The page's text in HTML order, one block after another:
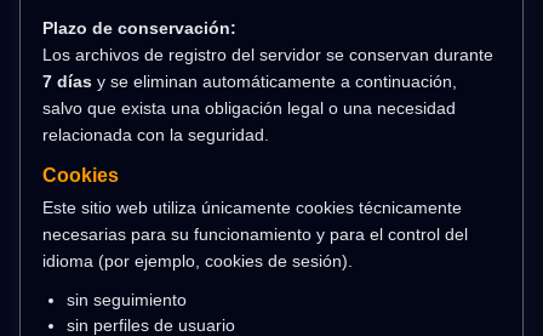
Plazo de conservación:
Los archivos de registro del servidor se conservan durante
7 días y se eliminan automáticamente a continuación,
salvo que exista una obligación legal o una necesidad
relacionada con la seguridad.
Cookies
Este sitio web utiliza únicamente cookies técnicamente
necesarias para su funcionamiento y para el control del
idioma (por ejemplo, cookies de sesión).
sin seguimiento
sin perfiles de usuario